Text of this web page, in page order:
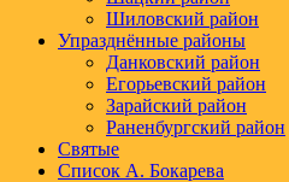
Шиловский район
Упразднённые районы
Данковский район
Егорьевский район
Зарайский район
Раненбургский район
Святые
Список А. Бокарева